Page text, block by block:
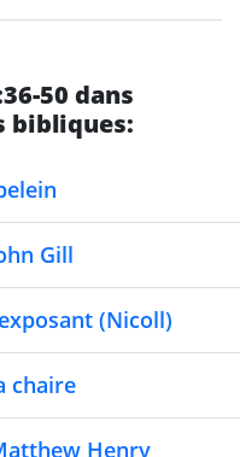
50 dans
bibliques:
Gill
(Nicoll)
chaire
Henry